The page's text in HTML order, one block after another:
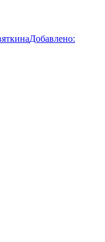
Добавлено: